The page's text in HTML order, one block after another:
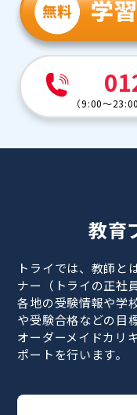
（9:00～23:00
教育
トライでは、教師と
ナー（トライの正社
各地の受験情報や学
や受験合格などの目
オーダーメイドカリ
ポートを行います。